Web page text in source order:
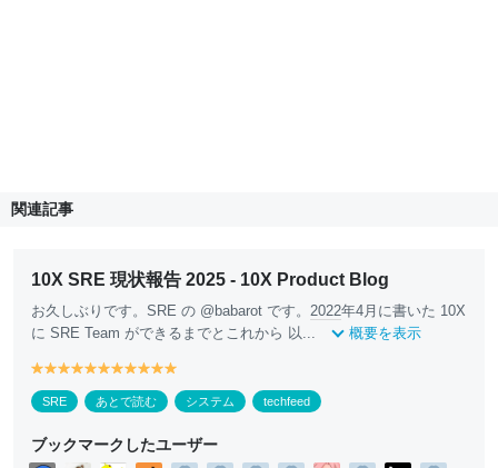
関連記事
10X SRE 現状報告 2025 - 10X Product Blog
お久しぶりです。SRE の @babarot です。 2022年4月に書いた 10X
に SRE Team ができるまでとこれから 以...
概要を表示
y
e
ll
w
y
e
ll
o
w
y
e
ll
w
y
e
ll
w
y
e
ll
w
y
e
ll
w
y
e
ll
w
y
e
ll
w
y
e
ll
w
y
e
ll
w
e
ll
w
SRE あとで読む システム techfeed
ブックマークしたユーザー